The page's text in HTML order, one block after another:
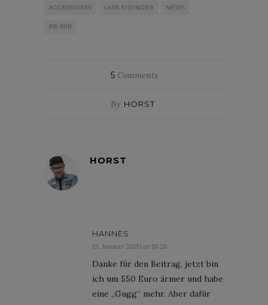
ACCESSOIRES LARS EIDINGER NEWS
PB 0110
5Comments
By HORST
HORST
HANNES
15. Januar 2020 at 18:28
Danke für den Beitrag, jetzt bin
ich um 550 Euro ärmer und habe
eine „Gugg“ mehr. Aber dafür